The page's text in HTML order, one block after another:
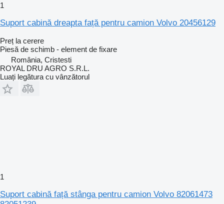
1
Suport cabină dreapta față pentru camion Volvo 20456129
Preț la cerere
Piesă de schimb - element de fixare
România, Cristesti
ROYAL DRU AGRO S.R.L.
Luați legătura cu vânzătorul
1
Suport cabină față stânga pentru camion Volvo 82061473